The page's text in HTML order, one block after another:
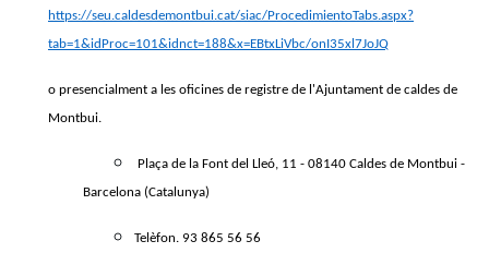
https://seu.caldesdemontbui.cat/siac/ProcedimientoTabs.aspx?
tab=1&idProc=101&idnct=188&x=EBtxLiVbc/onI35xl7JoJQ
o presencialment a les oficines de registre de l'Ajuntament de caldes de
Montbui.
Plaça de la Font del Lleó, 11 - 08140 Caldes de Montbui -
Barcelona (Catalunya)
Telèfon. 93 865 56 56